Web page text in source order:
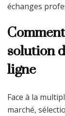
échanges
solution
ligne
Face à la
marché,